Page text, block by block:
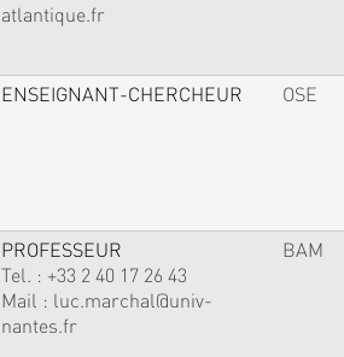
atlantique.fr
ENSEIGNANT-CHERCHEUR OSE
PROFESSEUR
Tel. : +33 2 40 17 26 43
Mail : luc.marchal@univ-
nantes.fr
BAM